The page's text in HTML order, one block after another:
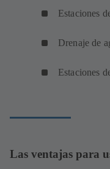
Estaciones
Drenaje de
Estaciones
Las ventajas para